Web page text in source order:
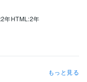
年HTML:2年
スライド:3年
GIMP:1年もっと見る